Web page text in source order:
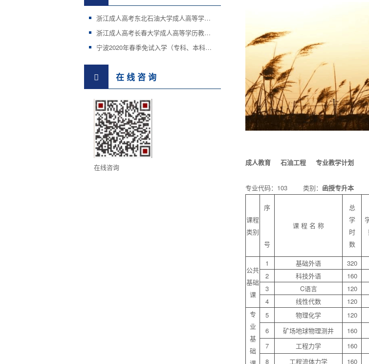
浙江成人高考东北石油大学成人高等学历教育招生简章
浙江成人高考长春大学成人高等学历教育招生简章
宁波2020年春季免试入学（专科、本科）招生国家开放大学
在 线 咨 询
在线咨询
成人教育 石油工程 专业教学计划
专业代码：103 类别： 函授专升本
课程
类别
序
号
课 程 名 称
总
学
时
数
公共
基础
课
1 基础外语 320
2
科技外语 160
3
C语言 120
4
线性代数 120
专
业
基
础
5 物理化学 120
6
矿场地球物理测井 160
7
工程力学 160
8
工程流体力学 160